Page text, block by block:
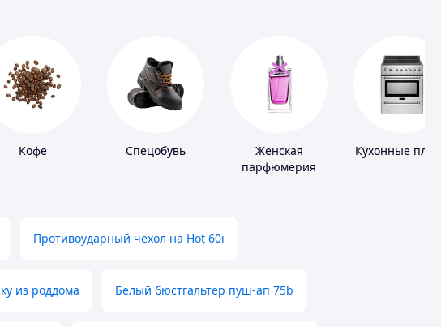
Кофе Спецобувь
Женская
парфюмерия
Кухонные
Противоударный чехол на Hot 60i
из роддома Белый бюстгальтер пуш-ап 75b